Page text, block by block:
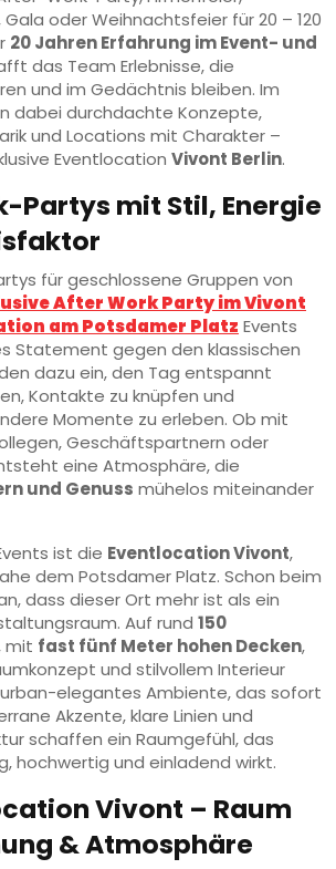
oder Weihnachtsfeier für 20 – 120
20 Jahren Erfahrung im Event- und
das Team Erlebnisse, die
und im Gedächtnis bleiben. Im
dabei durchdachte Konzepte,
und Locations mit Charakter –
Eventlocation Vivont Berlin.
Partys mit Stil, Energie
für geschlossene Gruppen von
After Work Party im Vivont
am Potsdamer Platz Events
Statement gegen den klassischen
dazu ein, den Tag entspannt
Kontakte zu knüpfen und
Momente zu erleben. Ob mit
Geschäftspartnern oder
eine Atmosphäre, die
und Genuss mühelos miteinander
ist die Eventlocation Vivont,
dem Potsdamer Platz. Schon beim
dass dieser Ort mehr ist als ein
Auf rund 150
mit fast fünf Meter hohen Decken,
und stilvollem Interieur
elegantes Ambiente, das sofort
Akzente, klare Linien und
schaffen ein Raumgefühl, das
hochwertig und einladend wirkt.
Vivont – Raum
& Atmosphäre